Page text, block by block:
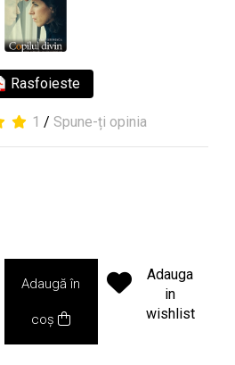
Rasfoieste
1 / Spune-ți opinia
Adaugă în
coș
Adauga
in
wishlist